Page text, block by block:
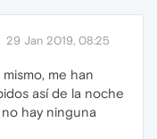
29 Jan 2019, 08:25
me han
así de la noche
hay ninguna